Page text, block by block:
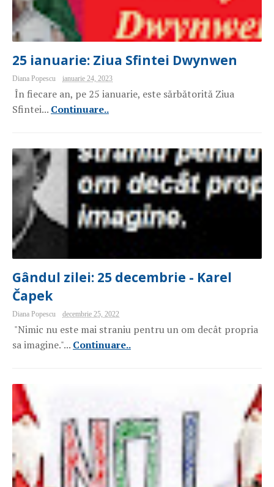
25 ianuarie: Ziua Sfintei Dwynwen
Diana Popescu ianuarie 24, 2023
În fiecare an, pe 25 ianuarie, este sărbătorită Ziua
Sfintei... Continuare..
Gândul zilei: 25 decembrie - Karel
Čapek
Diana Popescu decembrie 25, 2022
"Nimic nu este mai straniu pentru un om decât propria
sa imagine."... Continuare..